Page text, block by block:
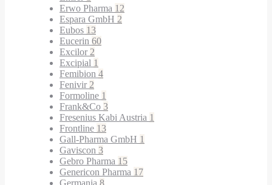
Erwo Pharma 12
Espara GmbH 2
Eubos 13
Eucerin 60
Excilor 2
Excipial 1
Femibion 4
Fenivir 2
Formoline 1
Frank&Co 3
Fresenius Kabi Austria 1
Frontline 13
Gall-Pharma GmbH 1
Gaviscon 3
Gebro Pharma 15
Genericon Pharma 17
Germania 8